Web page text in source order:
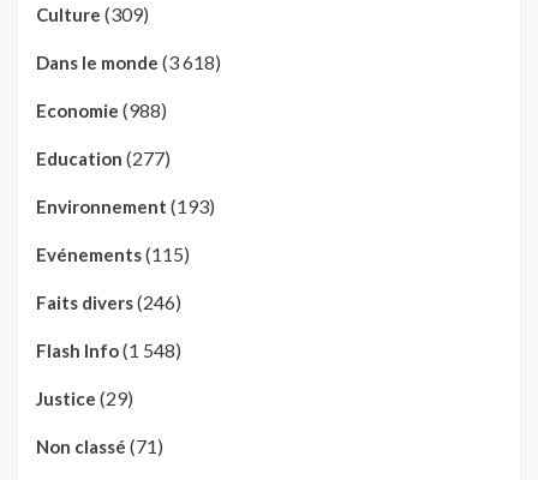
Culture (309)
Dans le monde (3 618)
Economie (988)
Education (277)
Environnement (193)
Evénements(115)
Faits divers(246)
Flash Info(1 548)
Justice (29)
Non classé (71)